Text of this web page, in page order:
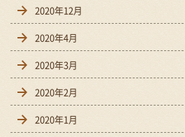
2020年12月
2020年4月
2020年3月
2020年2月
2020年1月